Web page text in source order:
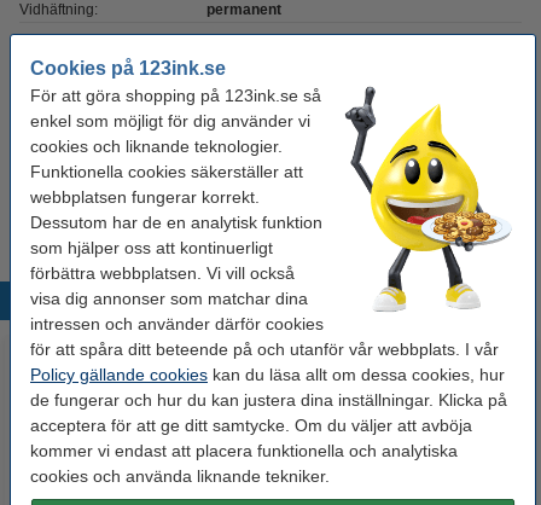
Cookies på 123ink.se
För att göra shopping på 123ink.se så
enkel som möjligt för dig använder vi
cookies och liknande teknologier.
Funktionella cookies säkerställer att
webbplatsen fungerar korrekt.
Dessutom har de en analytisk funktion
som hjälper oss att kontinuerligt
förbättra webbplatsen. Vi vill också
visa dig annonser som matchar dina
intressen och använder därför cookies
för att spåra ditt beteende på och utanför vår webbplats. I vår
Policy gällande cookies kan du läsa allt om dessa cookies, hur
de fungerar och hur du kan justera dina inställningar. Klicka på
acceptera för att ge ditt samtycke. Om du väljer att avböja
kommer vi endast att placera funktionella och analytiska
cookies och använda liknande tekniker.
Vidhäftning: permanent
Behöver du fler?
Köp1.400stför endast
95 kr
Populära produkter